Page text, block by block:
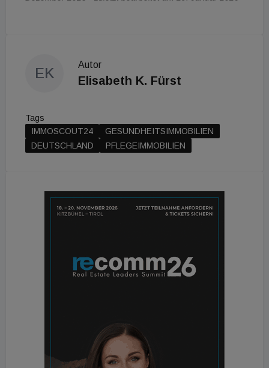
EK
Autor
Elisabeth K. Fürst
Tags
IMMOSCOUT24
GESUNDHEITSIMMOBILIEN
DEUTSCHLAND
PFLEGEIMMOBILIEN